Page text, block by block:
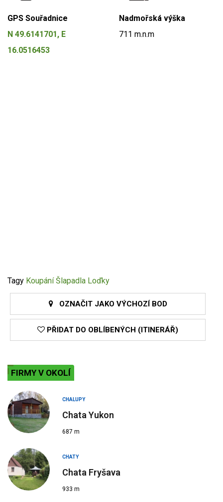
GPS Souřadnice
N 49.6141701, E
16.0516453
Nadmořská výška
711 m.n.m
Tagy Koupání Šlapadla Loďky
OZNAČIT JAKO VÝCHOZÍ BOD
PŘIDAT DO OBLÍBENÝCH (ITINERÁŘ)
FIRMY V OKOLÍ
CHALUPY
Chata Yukon
687 m
CHATY
Chata Fryšava
933 m